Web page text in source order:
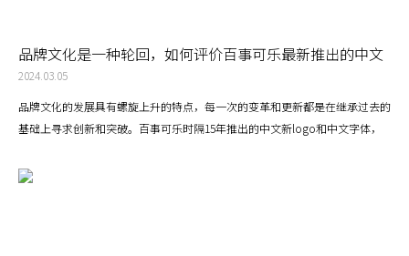
品牌文化是一种轮回，如何评价百事可乐最新推出的中文
新logo和中文字体？
2024.03.05
品牌文化的发展具有螺旋上升的特点，每一次的变革和更新都是在继承过去的
基础上寻求创新和突破。百事可乐时隔15年推出的中文新logo和中文字体，